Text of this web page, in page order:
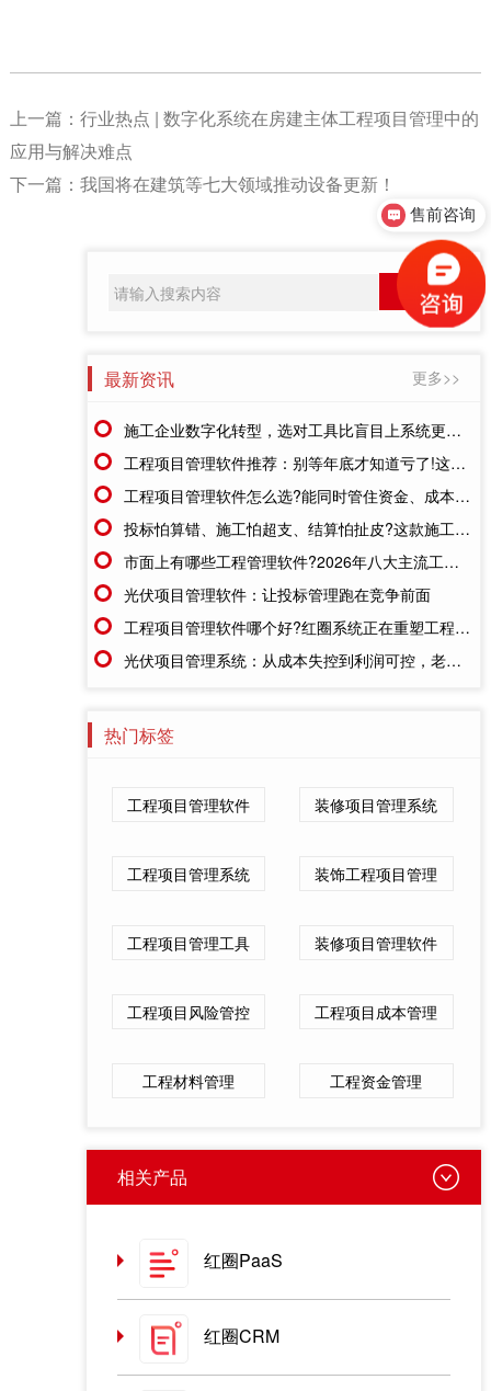
上一篇： 行业热点 | 数字化系统在房建主体工程项目管理中的
应用与解决难点
下一篇： 我国将在建筑等七大领域推动设备更新！
最新资讯 更多>>
施工企业数字化转型，选对工具比盲目上系统更重要
工程项目管理软件推荐：别等年底才知道亏了!这套系统让每一分钱都有迹可循
工程项目管理软件怎么选?能同时管住资金、成本、进度的才靠谱
投标怕算错、施工怕超支、结算怕扯皮?这款施工成本管理系统一招全解决
市面上有哪些工程管理软件?2026年八大主流工具深度盘点
光伏项目管理软件：让投标管理跑在竞争前面
工程项目管理软件哪个好?红圈系统正在重塑工程企业的"数字大脑"
光伏项目管理系统：从成本失控到利润可控，老板只需做对一步
热门标签
工程项目管理软件 装修项目管理系统
工程项目管理系统 装饰工程项目管理
工程项目管理工具 装修项目管理软件
工程项目风险管控 工程项目成本管理
工程材料管理 工程资金管理
相关产品
红圈PaaS
红圈CRM
售前咨询
售后客服